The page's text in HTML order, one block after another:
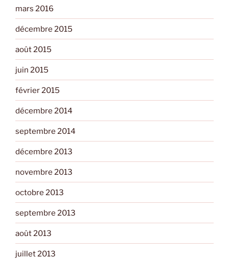
mars 2016
décembre 2015
août 2015
juin 2015
février 2015
décembre 2014
septembre 2014
décembre 2013
novembre 2013
octobre 2013
septembre 2013
août 2013
juillet 2013